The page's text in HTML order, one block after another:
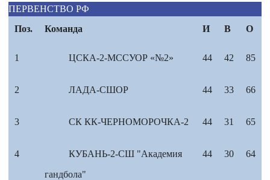
ПЕРВЕНСТВО РФ
Поз.
Команда И В О
1 ЦСКА-2-МССУОР «№2» 44 42 85
2 ЛАДА-СШОР 44 33 66
3 СК КК-ЧЕРНОМОРОЧКА-2 44 31 65
4
КУБАНЬ-2-СШ "Академия
гандбола"
44 30 64